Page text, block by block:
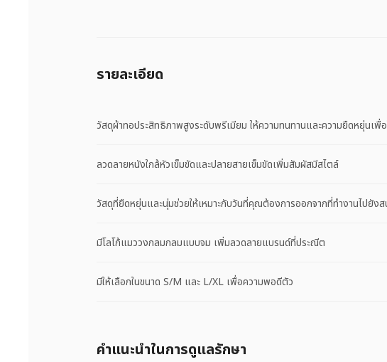
รายละเอียด
วัสดุผ้าทอประสิทธิภาพสูงระดับพรีเมียม ให้ความทนทานและความยืดหยุ่นเพื่อ
ลวดลายหนังใกล้หัวเข็มขัดและปลายสายเข็มขัดเพิ่มสัมผัสมีสไตล์
วัสดุที่ยืดหยุ่นและนุ่มช่วยให้เหมาะกับวันที่คุณต้องการออกจากที่ทำงานไปยัง
มีโลโก้แมววงกลมกลมแบบจม เพิ่มลวดลายแบรนด์ที่ประณีต
มีให้เลือกในขนาด S/M และ L/XL เพื่อความพอดีตัว
คําแนะนําในการดูแลรักษา